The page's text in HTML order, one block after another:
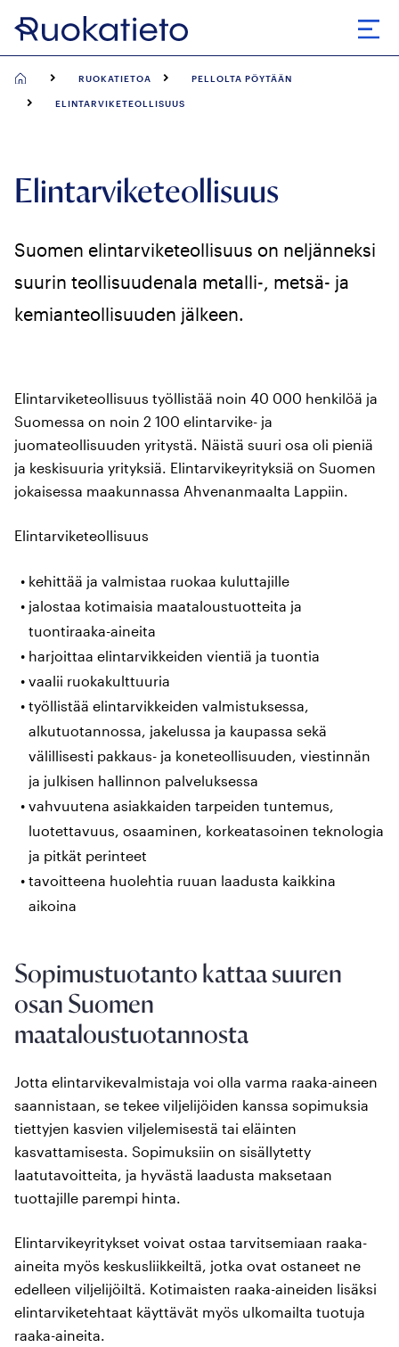
Siirry
suoraan
RUOKATIETOA PELLOLTA PÖYTÄÄN
ELINTARVIKETEOLLISUUS
Elintarviketeollisuus
Suomen elintarviketeollisuus on neljänneksi
suurin teollisuudenala metalli-, metsä- ja
kemianteollisuuden jälkeen.
Elintarviketeollisuus työllistää noin 40 000 henkilöä ja
Suomessa on noin 2 100 elintarvike- ja
juomateollisuuden yritystä. Näistä suuri osa oli pieniä
ja keskisuuria yrityksiä. Elintarvikeyrityksiä on Suomen
jokaisessa maakunnassa Ahvenanmaalta Lappiin.
Elintarviketeollisuus
kehittää ja valmistaa ruokaa kuluttajille
jalostaa kotimaisia maataloustuotteita ja
tuontiraaka-aineita
harjoittaa elintarvikkeiden vientiä ja tuontia
vaalii ruokakulttuuria
työllistää elintarvikkeiden valmistuksessa,
alkutuotannossa, jakelussa ja kaupassa sekä
välillisesti pakkaus- ja koneteollisuuden, viestinnän
ja julkisen hallinnon palveluksessa
vahvuutena asiakkaiden tarpeiden tuntemus,
luotettavuus, osaaminen, korkeatasoinen teknologia
ja pitkät perinteet
tavoitteena huolehtia ruuan laadusta kaikkina
aikoina
Sopimustuotanto kattaa suuren
osan Suomen
maataloustuotannosta
Jotta elintarvikevalmistaja voi olla varma raaka-aineen
saannistaan, se tekee viljelijöiden kanssa sopimuksia
tiettyjen kasvien viljelemisestä tai eläinten
kasvattamisesta. Sopimuksiin on sisällytetty
laatutavoitteita, ja hyvästä laadusta maksetaan
tuottajille parempi hinta.
Elintarvikeyritykset voivat ostaa tarvitsemiaan raaka-
aineita myös keskusliikkeiltä, jotka ovat ostaneet ne
edelleen viljelijöiltä. Kotimaisten raaka-aineiden lisäksi
elintarviketehtaat käyttävät myös ulkomailta tuotuja
raaka-aineita.